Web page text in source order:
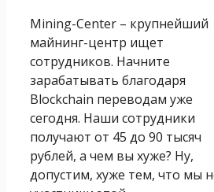
Mining-Center – крупнейший
майнинг-центр ищет
сотрудников. Начните
зарабатывать благодаря
Blockchain переводам уже
сегодня. Наши сотрудники
получают от 45 до 90 тысяч
рублей, а чем вы хуже? Ну,
допустим, хуже тем, что мы